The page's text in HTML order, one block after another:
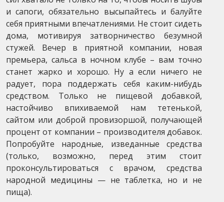
и сапоги, обязательно высыпайтесь и балуйте
себя приятными впечатлениями. Не стоит сидеть
дома, мотивируя затворничество безумной
стужей. Вечер в приятной компании, новая
премьера, сальса в ночном клубе – вам точно
станет жарко и хорошо. Ну а если ничего не
радует, пора поддержать себя каким-нибудь
средством. Только не пищевой добавкой,
настойчиво впихиваемой нам тетенькой,
сайтом или доброй провизоршой, получающей
процент от компании – производителя добавок.
Попробуйте народные, изведанные средства
(только, возможно, перед этим стоит
проконсультироваться с врачом, средства
народной медицины — не таблетка, но и не
пища).